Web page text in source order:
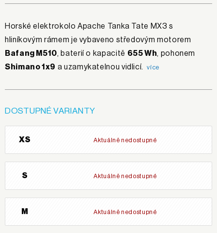
Horské elektrokolo Apache Tanka Tate MX3 s
hliníkovým rámem je vybaveno středovým motorem
Bafang M510, baterií o kapacitě 655 Wh, pohonem
Shimano 1x9 a uzamykatelnou vidlicí.více
DOSTUPNÉ VARIANTY
XS Aktuálně nedostupné
S Aktuálně nedostupné
M Aktuálně nedostupné